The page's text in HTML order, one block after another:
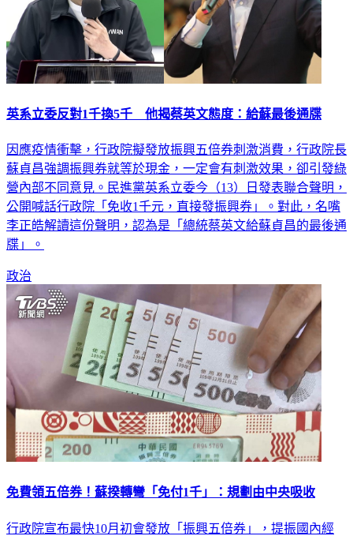
英系立委反對1千換5千 他揭蔡英文態度：給蘇最後通牒
因應疫情衝擊，行政院擬發放振興五倍券刺激消費，行政院長
蘇貞昌強調振興券就等於現金，一定會有刺激效果，卻引發綠
營內部不同意見。民進黨英系立委今（13）日發表聯合聲明，
公開喊話行政院「免收1千元，直接發振興券」。對此，名嘴
李正皓解讀這份聲明，認為是「總統蔡英文給蘇貞昌的最後通
牒」。
政治
免費領五倍券！蘇揆轉彎「免付1千」：規劃由中央吸收
行政院宣布最快10月初會發放「振興五倍券」，提振國內經